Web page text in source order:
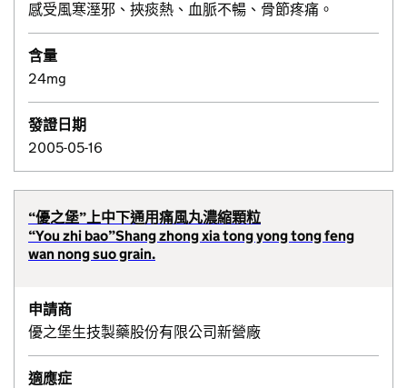
感受風寒溼邪、挾痰熱、血脈不暢、骨節疼痛。
含量
24mg
發證日期
2005-05-16
“優之堡”上中下通用痛風丸濃縮顆粒
“You zhi bao”Shang zhong xia tong yong tong feng
wan nong suo grain.
申請商
優之堡生技製藥股份有限公司新營廠
適應症